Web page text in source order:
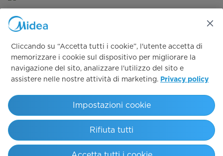
Seguici su:
Copyright 2026 Copyright Midea. All rights reserved.
Codice Etico & Modello 231 T&C Garanzia Convenzionale
Privacy Policy SupportoPrivacy PolicyCookie policyWhistleblowing
Preferenze Cookie
Cliccando su “Accetta tutti i cookie”, l'utente accetta di
memorizzare i cookie sul dispositivo per migliorare la
navigazione del sito, analizzare l'utilizzo del sito e
assistere nelle nostre attività di marketing. Privacy policy
Rifiuta tutti
Impostazioni cookie